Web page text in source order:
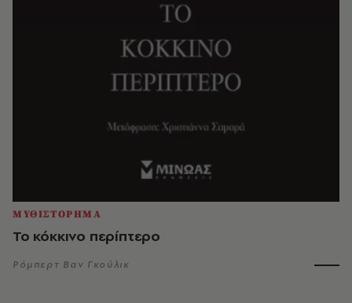
ΜΥΘΙΣΤΟΡΗΜΑ
Το κόκκινο περίπτερο
Ρόμπερτ Βαν Γκούλικ